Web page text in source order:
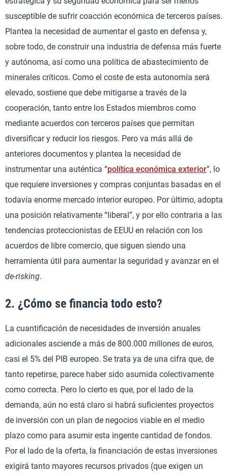
susceptible de sufrir coacción económica de terceros países.
Plantea la necesidad de aumentar el gasto en defensa y,
sobre todo, de construir una industria de defensa más fuerte
y autónoma, así como una política de abastecimiento de
minerales críticos. Como el coste de esta autonomía será
elevado, sostiene que debe mitigarse a través de la
cooperación, tanto entre los Estados miembros como
mediante acuerdos con terceros países que permitan
diversificar y reducir los riesgos. Pero va más allá de
anteriores documentos y plantea la necesidad de
instrumentar una auténtica “política económica exterior”, lo
que requiere inversiones y compras conjuntas basadas en el
todavía enorme mercado interior europeo. Por último, adopta
una posición relativamente “liberal”, y por ello contraria a las
tendencias proteccionistas de EEUU en relación con los
acuerdos de libre comercio, que siguen siendo una
herramienta útil para aumentar la seguridad y avanzar en el
de-risking.
2. ¿Cómo se financia todo esto?
La cuantificación de necesidades de inversión anuales
adicionales asciende a más de 800.000 millones de euros,
casi el 5% del PIB europeo. Se trata ya de una cifra que, de
tanto repetirse, parece haber sido asumida colectivamente
como correcta. Pero lo cierto es que, por el lado de la
demanda, aún no está claro si habrá suficientes proyectos
de inversión con un plan de negocios viable en el medio
plazo como para asumir esta ingente cantidad de fondos.
Por el lado de la oferta, la financiación de estas inversiones
exigirá tanto mayores recursos privados (que exigen un